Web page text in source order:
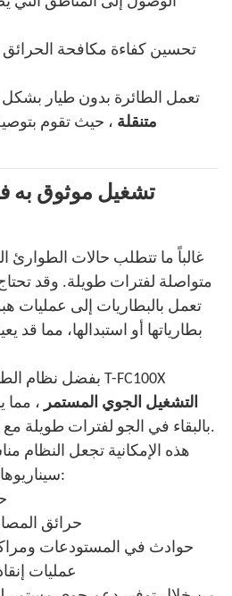
تحسين كفاءة مكافحة
تعمل الطائرة بدون طيار
متنقلة ، حيث تقوم
تشغيل موثوق به
غالباً ما تتطلب حالات الطوارئ
متواصلة لفترات طويلة. وقد
تعمل بالبطاريات إلى عمليات
بطارياتها أو استبدالها، مما قد
بفضل نظام الطاقة المربوط، يدعم جهاز T-FC100X
التشغيل الجوي المستمر ، مما
بالبقاء في الجو لفترات طويلة مع الحفاظ على أداء مستقر.
هذه الإمكانية تجعل النظام
سيناريوهات الطوارئ، بما في ذلك:
حرائق
حوادث في المستودعات
عمليات